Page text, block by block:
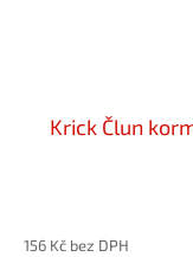
Krick Člun
156 Kč bez DPH